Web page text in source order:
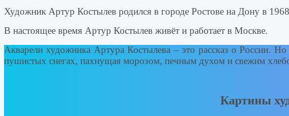
Художник Артур Костылев родился в городе Ростове на Дону в
В настоящее время Артур Костылев живёт и работает в Москве.
Акварели художника Артура Костылева – это рассказ о России.
пушистых снегах, пахнущая морозом, печным духом и свежим
Картины